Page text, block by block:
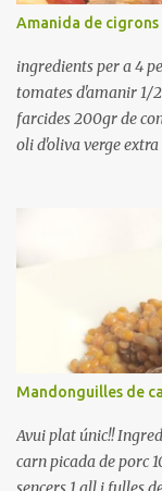
refredar en la
utilitzar per una
Preparación Ponga
Amanida de
ingredients per a 4
tomates d'amanir 1/
farcides 200gr de
oli d'oliva verge extra
Renteu les tomates
rodanxes. Una hora
ben escorreguts, en
el pebrot, la ceba,
Amaniu amb sal i
Mandonguilles de
Avui plat únic!!
carn picada de porc